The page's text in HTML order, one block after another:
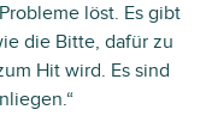
löst. Es gibt
die Bitte, dafür zu
Hit wird. Es sind